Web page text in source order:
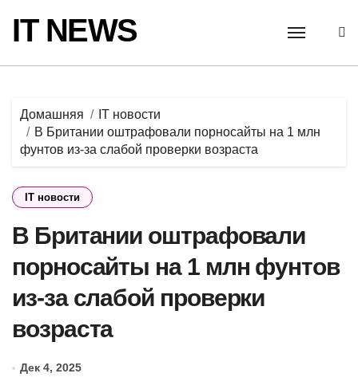
содержанию
IT NEWS
Домашняя
IT новости
В Британии оштрафовали порносайты на 1 млн
фунтов из-за слабой проверки возраста
IT новости
В Британии оштрафовали
порносайты на 1 млн фунтов
из-за слабой проверки
возраста
Дек 4, 2025